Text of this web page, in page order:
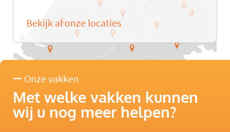
Bekijk al onze locaties
Onze vakken
Met welke vakken kunnen
wij u nog meer helpen?